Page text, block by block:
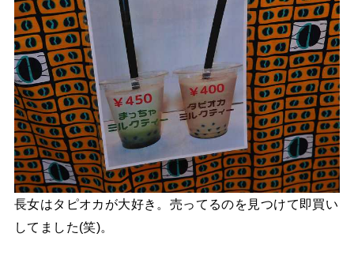
長女はタピオカが大好き。売ってるのを見つけて即買い
してました(笑)。